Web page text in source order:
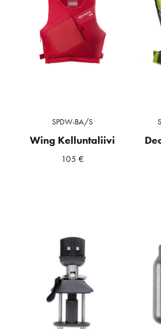
SPDW-BA/S
Wing Kelluntaliivi
105 €